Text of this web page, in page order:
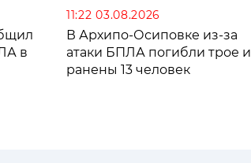
в
11:22 03.08.2026
В Архипо-Осиповке из-за
атаки БПЛА погибли трое и
ранены 13 человек